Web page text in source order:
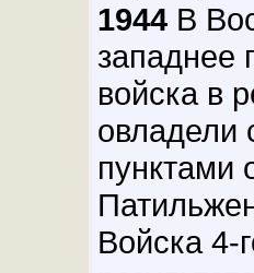
1944В
западнее
войска в
овладели
пунктами
Войска 4-